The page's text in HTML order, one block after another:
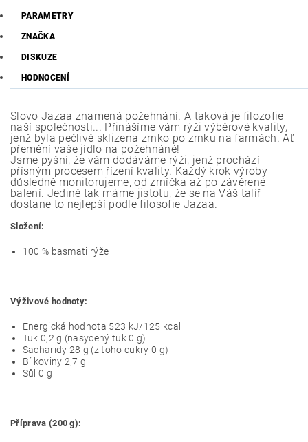
PARAMETRY
ZNAČKA
DISKUZE
HODNOCENÍ
Slovo Jazaa znamená požehnání. A taková je filozofie
naší společnosti... Přinášíme vám rýži výběrové kvality,
jenž byla pečlivě sklizena zrnko po zrnku na farmách. Ať
přemění vaše jídlo na požehnáné!
Jsme pyšní, že vám dodáváme rýži, jenž prochází
přísným procesem řízení kvality. Každý krok výroby
důsledně monitorujeme, od zrníčka až po závěrené
balení. Jedině tak máme jistotu, že se na Váš talíř
dostane to nejlepší podle filosofie Jazaa.
Složení:
100 % basmati rýže
Výživové hodnoty:
Energická hodnota 523 kJ/125 kcal
Tuk 0,2 g (nasycený tuk 0 g)
Sacharidy 28 g (z toho cukry 0 g)
Bílkoviny 2,7 g
Sůl 0 g
Příprava (200 g):